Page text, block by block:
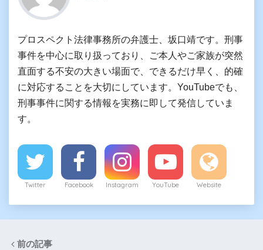
プロスペクト法律事務所の弁護士、坂口靖です。刑事
事件を中心に取り扱っており、ご本人やご家族が突然
直面する不安の大きい場面で、できるだけ早く、的確
に対応することを大切にしています。YouTubeでも、
刑事事件に関する情報を実務に即して発信していま
す。
Twitter Facebook Instagram YouTube Website
前の記事